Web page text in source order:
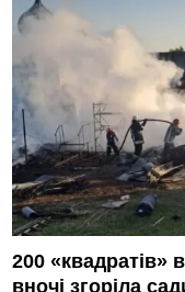
200 «квадратів»
вночі згоріла